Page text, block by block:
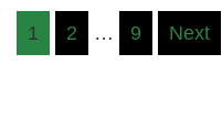
Posts
1 2 … 9 Next